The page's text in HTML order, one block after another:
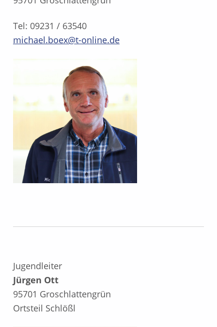
Tel: 09231 / 63540
michael.boex@t-online.de
Jugendleiter
Jürgen Ott
95701 Groschlattengrün
Ortsteil Schlößl